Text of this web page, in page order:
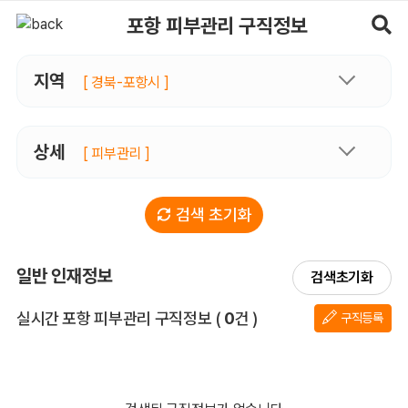
포항 피부관리 구직정보
지역 [ 경북-포항시 ]
상세 [ 피부관리 ]
검색 초기화
일반 인재정보 검색초기화
실시간 포항 피부관리 구직정보 전체 목록
( 0건 ) 구직등록